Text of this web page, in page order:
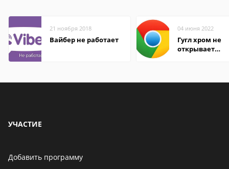
21 ноября 2018
Вайбер не работает
04 июня 2022
Гугл хром не
открывает
УЧАСТИЕ
Добавить программу